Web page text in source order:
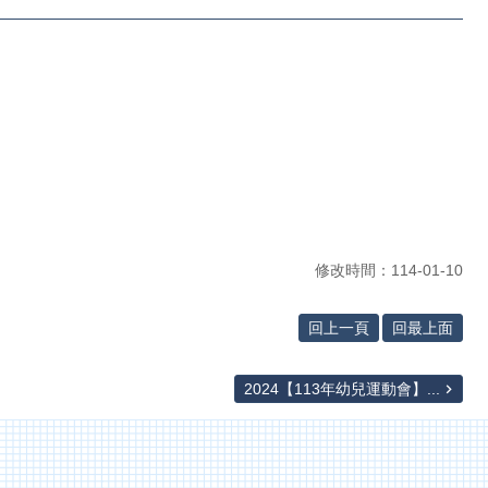
修改時間：114-01-10
回上一頁 回最上面
2024【113年幼兒運動會】...